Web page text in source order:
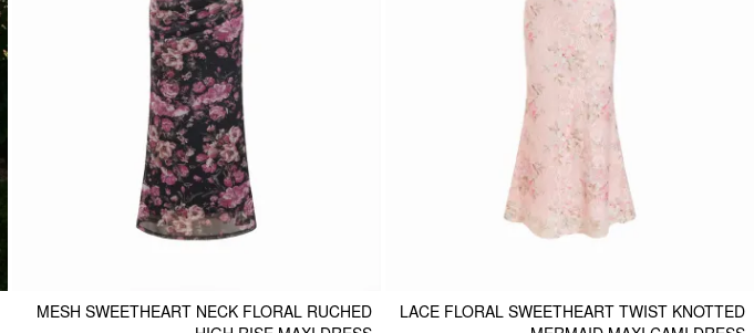
LACE FLORAL SWEETHEART TWIST KNOTTED
MESH SWEETHEART NECK FLORAL RUCHED